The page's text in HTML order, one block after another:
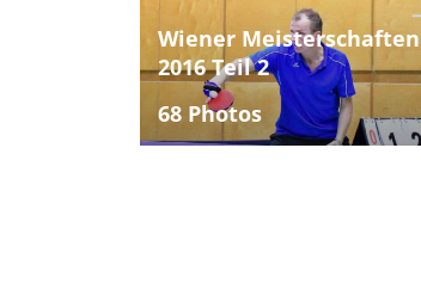
Wiener Meisterschaften
2016 Teil 2
68 Photos